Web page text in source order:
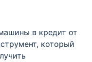
в кредит от
который